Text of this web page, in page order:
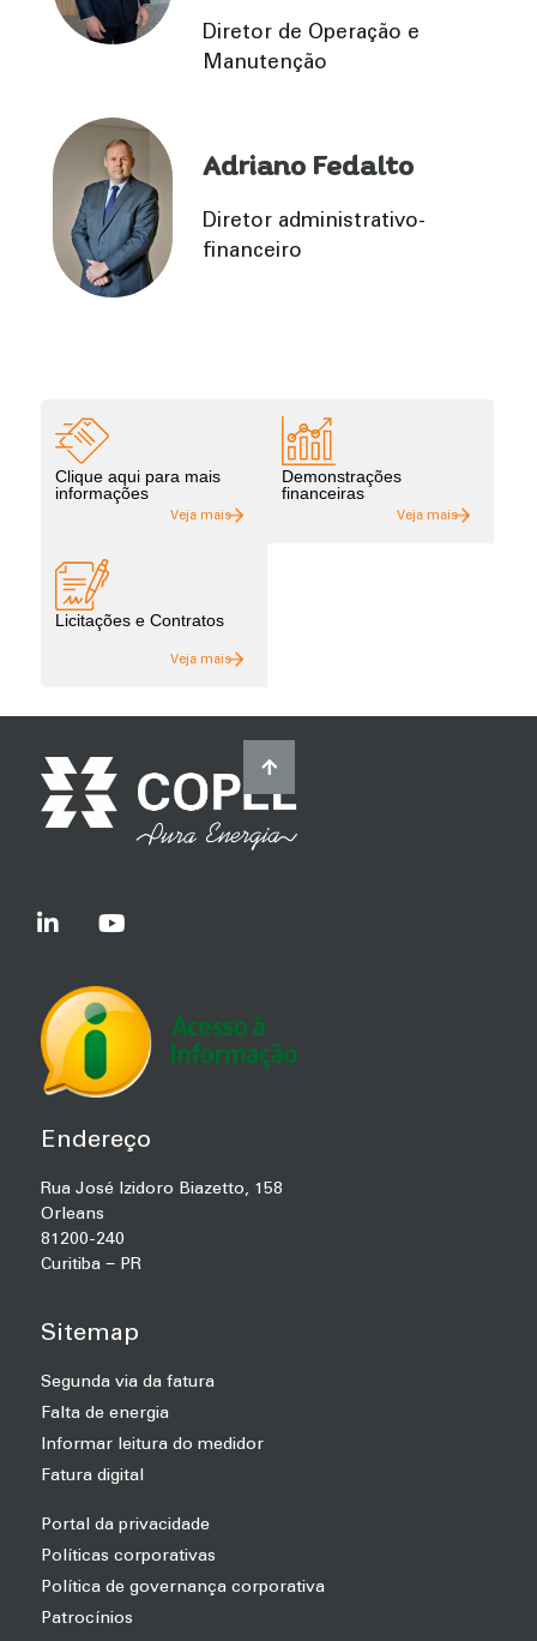
Diretor de Operação e
Manutenção
Adriano Fedalto
Diretor administrativo-
financeiro
Clique aqui para mais
informações
Demonstrações
financeiras
Licitações e Contratos
Endereço
Rua José Izidoro Biazetto, 158
Orleans
81200-240
Curitiba − PR
Sitemap
Segunda via da fatura
Falta de energia
Informar leitura do medidor
Fatura digital
Portal da privacidade
Políticas corporativas
Política de governança corporativa
Patrocínios